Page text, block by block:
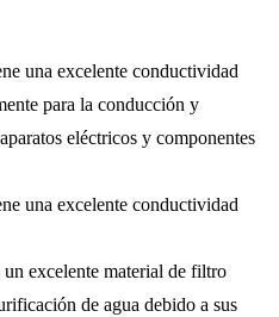
una excelente conductividad
para la conducción y
eléctricos y componentes
una excelente conductividad
excelente material de filtro
de agua debido a sus